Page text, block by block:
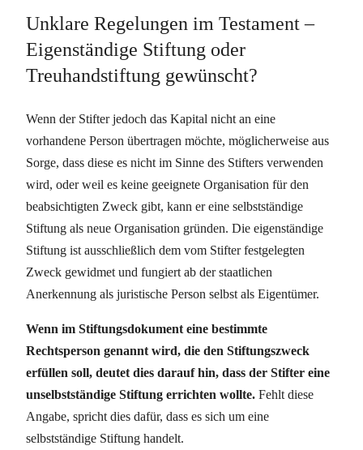
Unklare Regelungen im Testament –
Eigenständige Stiftung oder
Treuhandstiftung gewünscht?
Wenn der Stifter jedoch das Kapital nicht an eine
vorhandene Person übertragen möchte, möglicherweise aus
Sorge, dass diese es nicht im Sinne des Stifters verwenden
wird, oder weil es keine geeignete Organisation für den
beabsichtigten Zweck gibt, kann er eine selbstständige
Stiftung als neue Organisation gründen. Die eigenständige
Stiftung ist ausschließlich dem vom Stifter festgelegten
Zweck gewidmet und fungiert ab der staatlichen
Anerkennung als juristische Person selbst als Eigentümer.
Wenn im Stiftungsdokument eine bestimmte
Rechtsperson genannt wird, die den Stiftungszweck
erfüllen soll, deutet dies darauf hin, dass der Stifter eine
unselbstständige Stiftung errichten wollte. Fehlt diese
Angabe, spricht dies dafür, dass es sich um eine
selbstständige Stiftung handelt.